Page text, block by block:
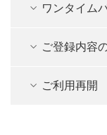
ワンタイム
ご登録内容
ご利用再開